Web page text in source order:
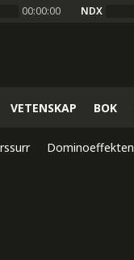
00:00:00 NDX
VETENSKAP BOK
Dominoeffekten